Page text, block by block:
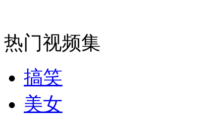
走！跟着总书记去植树
消防员救轻生者
热门视频集
搞笑
美女